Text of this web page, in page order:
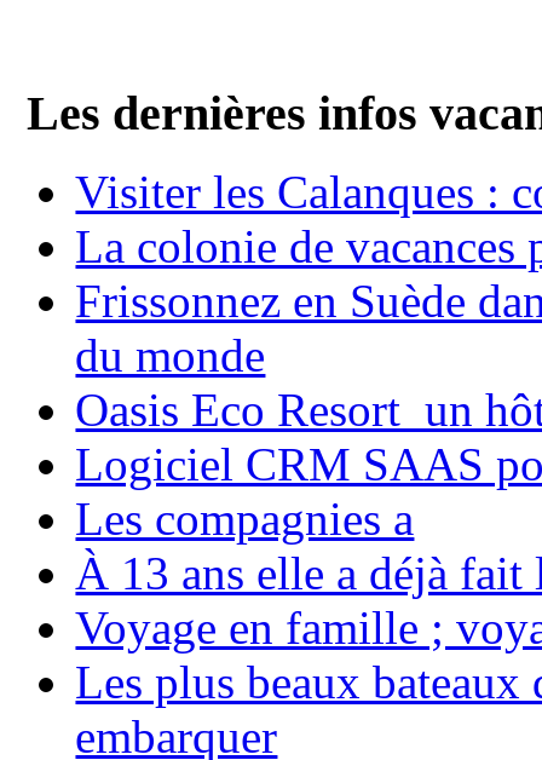
Les dernières infos
Visiter les Calanques :
La colonie de vacances
Frissonnez en Suède
du monde
Oasis Eco Resort un
Logiciel CRM SAAS
Les compagnies a
À 13 ans elle a déjà
Voyage en famille ;
Les plus beaux bateaux
embarquer